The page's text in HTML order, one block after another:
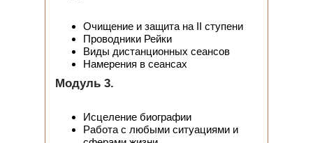
Очищение и защита на ІI ступени
Проводники Рейки
Виды дистанционных сеансов
Намерения в сеансах
Модуль 3.
Исцеление биографии
Работа с любыми ситуациями и